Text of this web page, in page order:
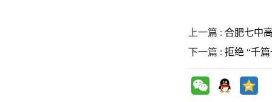
上一篇 : 合肥七中
下一篇 : 拒绝 “千